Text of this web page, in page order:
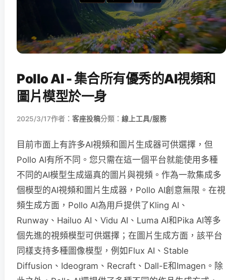
Pollo AI - 集合所有優秀的AI視頻和
圖片模型於一身
2025/3/17作者： 客座投稿分類： 線上工具/服務
目前市面上有許多AI視頻和圖片生成器可供選擇，但
Pollo AI有所不同。您只需在這一個平台就能使用多種
不同的AI模型生成逼真的圖片與視頻。作為一款集成多
個模型的AI視頻和圖片生成器，Pollo AI創意無限。在視
頻生成方面，Pollo AI為用戶提供了Kling AI、
Runway、Hailuo AI、Vidu AI、Luma AI和Pika AI等多
個先進的視頻模型可供選擇；在圖片生成方面，該平台
同樣支持多種圖像模型，例如Flux AI、Stable
Diffusion、Ideogram、Recraft、Dall-E和Imagen。除